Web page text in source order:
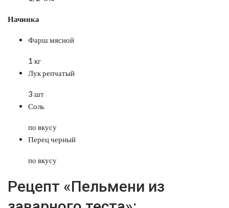
Начинка
Фарш мясной
1 кг
Лук репчатый
3 шт
Соль
по вкусу
Перец черный
по вкусу
Рецепт «Пельмени из